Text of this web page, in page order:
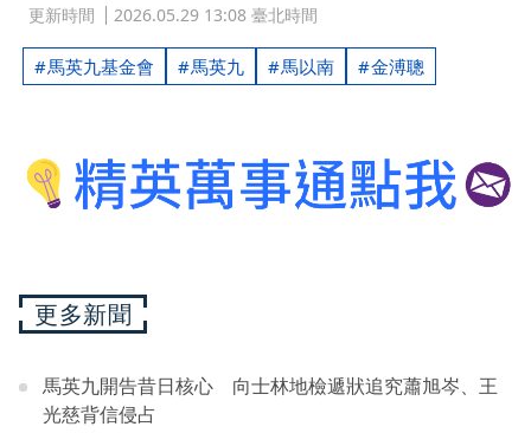
更新時間 2026.05.29 13:08 臺北時間
馬英九基金會 馬英九 馬以南 金溥聰
更多新聞
馬英九開告昔日核心 向士林地檢遞狀追究蕭旭岑、王
光慈背信侵占